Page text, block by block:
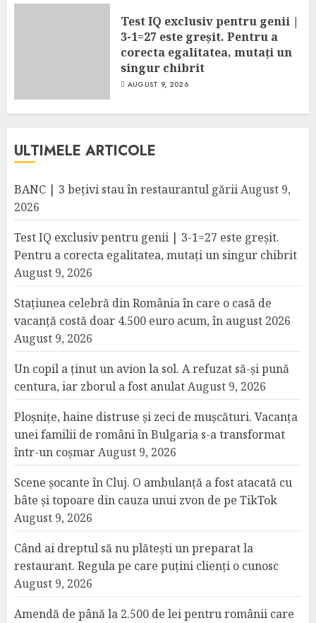
Test IQ exclusiv pentru genii |
3-1=27 este greșit. Pentru a
corecta egalitatea, mutați un
singur chibrit
AUGUST 9, 2026
ULTIMELE ARTICOLE
BANC | 3 bețivi stau în restaurantul găriiAugust 9,
2026
Test IQ exclusiv pentru genii | 3-1=27 este greșit.
Pentru a corecta egalitatea, mutați un singur chibrit
August 9, 2026
Stațiunea celebră din România în care o casă de
vacanță costă doar 4.500 euro acum, în august 2026
August 9, 2026
Un copil a ținut un avion la sol. A refuzat să-și pună
centura, iar zborul a fost anulatAugust 9, 2026
Ploșnițe, haine distruse și zeci de mușcături. Vacanța
unei familii de români în Bulgaria s-a transformat
într-un coșmarAugust 9, 2026
Scene șocante în Cluj. O ambulanță a fost atacată cu
bâte și topoare din cauza unui zvon de pe TikTok
August 9, 2026
Când ai dreptul să nu plătești un preparat la
restaurant. Regula pe care puțini clienți o cunosc
August 9, 2026
Amendă de până la 2.500 de lei pentru românii care